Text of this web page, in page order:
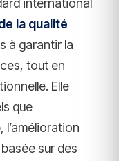
international
la qualité
à garantir la
tout en
Elle
que
l’amélioration
sur des